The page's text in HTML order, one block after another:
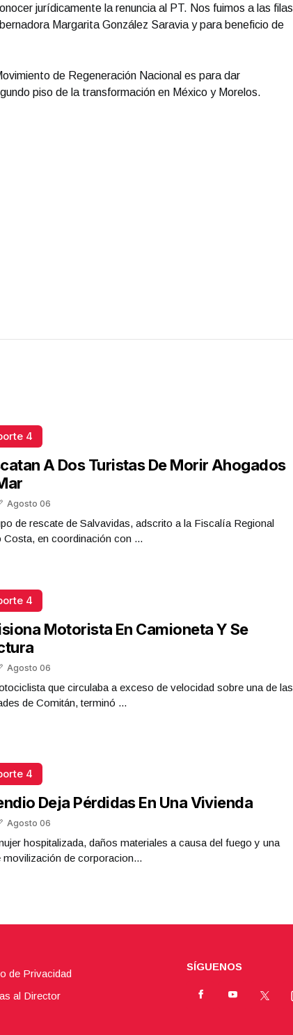
jurídicamente la renuncia al PT. Nos fuimos a las filas
Margarita González Saravia y para beneficio de
de Regeneración Nacional es para dar
piso de la transformación en México y Morelos.
4
A Dos Turistas De Morir Ahogados
Agosto 06
de rescate de Salvavidas, adscrito a la Fiscalía Regional
Costa, en coordinación con ...
4
Motorista En Camioneta Y Se
Agosto 06
que circulaba a exceso de velocidad sobre una de las
de Comitán, terminó ...
4
Deja Pérdidas En Una Vivienda
Agosto 06
hospitalizada, daños materiales a causa del fuego y una
movilización de corporacion...
de Privacidad
al Director
SÍGUENOS